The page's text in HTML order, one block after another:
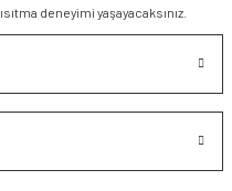
deneyimi yaşayacaksınız.